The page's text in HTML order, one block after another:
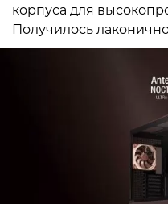
корпуса для
Получилось